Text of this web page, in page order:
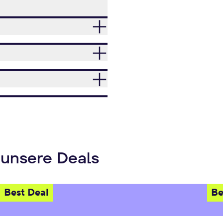
Deals
Best Deal